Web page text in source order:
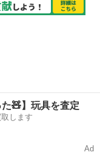
た🧸】玩具を査定
します
Ad